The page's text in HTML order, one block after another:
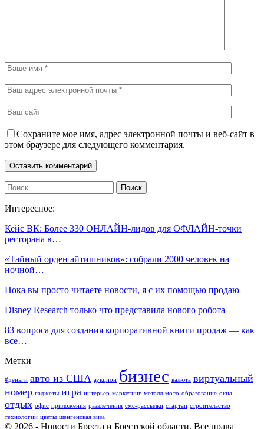
Сохраните мое имя, адрес электронной почты и веб-сайт в
этом браузере для следующего комментария.
Интересное:
Кейс ВК: Более 330 ОНЛАЙН-лидов для ОФЛАЙН-точки
ресторана в…
«Тайный орден айтишников»: собрали 2000 человек на
ночной…
Пока вы просто читаете новости, я с их помощью продаю
Disney Research только что представила нового робота
83 вопроса для создания корпоративной книги продаж — как
все…
Метки
#деньги авто из США аукцион бизнес валюта виртуальный
номер гаджеты игра интерьер маркетинг металл мото образование окна
отдых офис приложения развлечения смс-рассылки стартап строительство
технологии цветы шенгенская виза
© 2026 - Новости Бреста и Брестской области. Все права